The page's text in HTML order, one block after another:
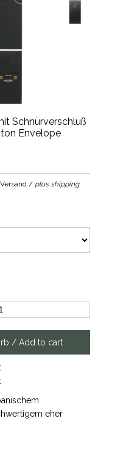
Schnürverschluß
Envelope
/ plus shipping
eher